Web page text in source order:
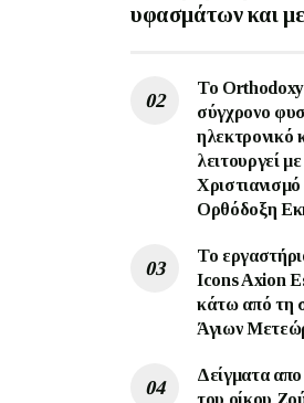
υφασμάτων και
Το Orthodoxy
σύγχρονο
ηλεκτρονικό
λειτουργεί
Ορθόδοξη
To
Ιcons Axion
κάτω από τη
Άγιων
Δείγματα
του οίκου